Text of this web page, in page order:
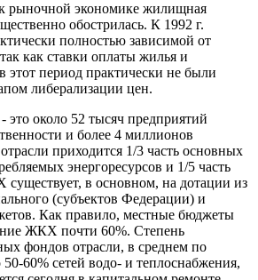
рыночной экономике жилищная
обострилась. К 1992 г.
полностью зависимой от
как ставки оплаты жилья и
этот период практически не были
либерализации цен.
около 52 тысяч предприятий
и более 4 миллионов
приходится 1/3 часть основных
энергоресурсов и 1/5 часть
в основном, на дотации из
(субъектов Федерации) и
Как правило, местные бюджеты
ЖКХ почти 60%. Степень
фондов отрасли, в среднем по
50-60% сетей водо- и теплоснабжения,